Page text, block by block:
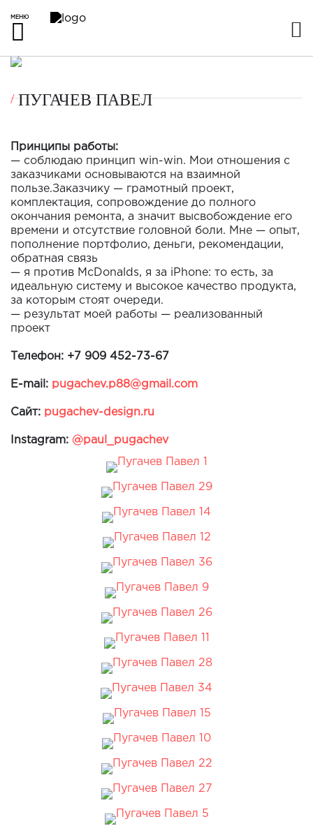
МЕНЮ
ПУГАЧЕВ ПАВЕЛ
Принципы работы:
— соблюдаю принцип win-win. Мои отношения с
заказчиками основываются на взаимной
пользе.Заказчику — грамотный проект,
комплектация, сопровождение до полного
окончания ремонта, а значит высвобождение его
времени и отсутствие головной боли. Мне — опыт,
пополнение портфолио, деньги, рекомендации,
обратная связь
— я против McDonalds, я за iPhone: то есть, за
идеальную систему и высокое качество продукта,
за которым стоят очереди.
— результат моей работы — реализованный
проект
Телефон: +7 909 452-73-67
E-mail: pugachev.p88@gmail.com
Сайт: pugachev-design.ru
Instagram: @paul_pugachev